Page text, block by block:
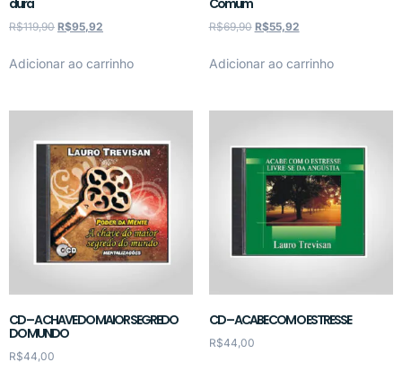
dura
R$119,90 R$95,92
Adicionar ao carrinho
Comum
R$69,90 R$55,92
Adicionar ao carrinho
CD – A CHAVE DO MAIOR SEGREDO
DO MUNDO
R$44,00
CD – ACABE COM O ESTRESSE
R$44,00